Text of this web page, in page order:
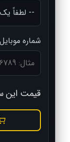
-- لطفاً
شماره
قیمت این